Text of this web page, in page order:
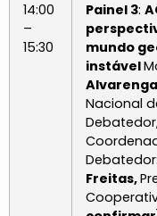
14:00
–
15:30
Painel 3:
mundo
instável
Nacional
Debatedor:
Freitas,